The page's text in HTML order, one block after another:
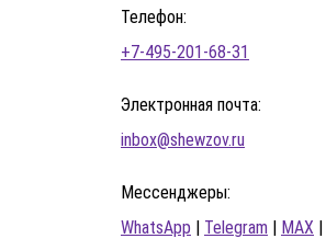
Телефон:
+7-495-201-68-31
Электронная почта:
inbox@shewzov.ru
Мессенджеры:
WhatsApp | Telegram | MAX |